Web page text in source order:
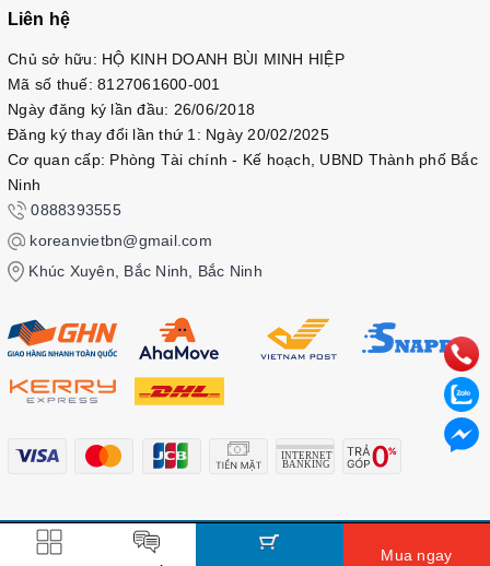
Mua ngay
Liên hệ
Chủ sở hữu: HỘ KINH DOANH BÙI MINH HIỆP
Mã số thuế: 8127061600-001
Ngày đăng ký lần đầu: 26/06/2018
Đăng ký thay đổi lần thứ 1: Ngày 20/02/2025
Cơ quan cấp: Phòng Tài chính - Kế hoạch, UBND Thành phố Bắc
Ninh
0888393555
koreanvietbn@gmail.com
Khúc Xuyên, Bắc Ninh, Bắc Ninh
© Bản quyền thuộc về